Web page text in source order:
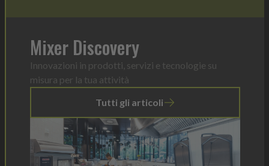
Mixer Discovery
Innovazioni in prodotti, servizi e tecnologie su
misura per la tua attività
Tutti gli articoli